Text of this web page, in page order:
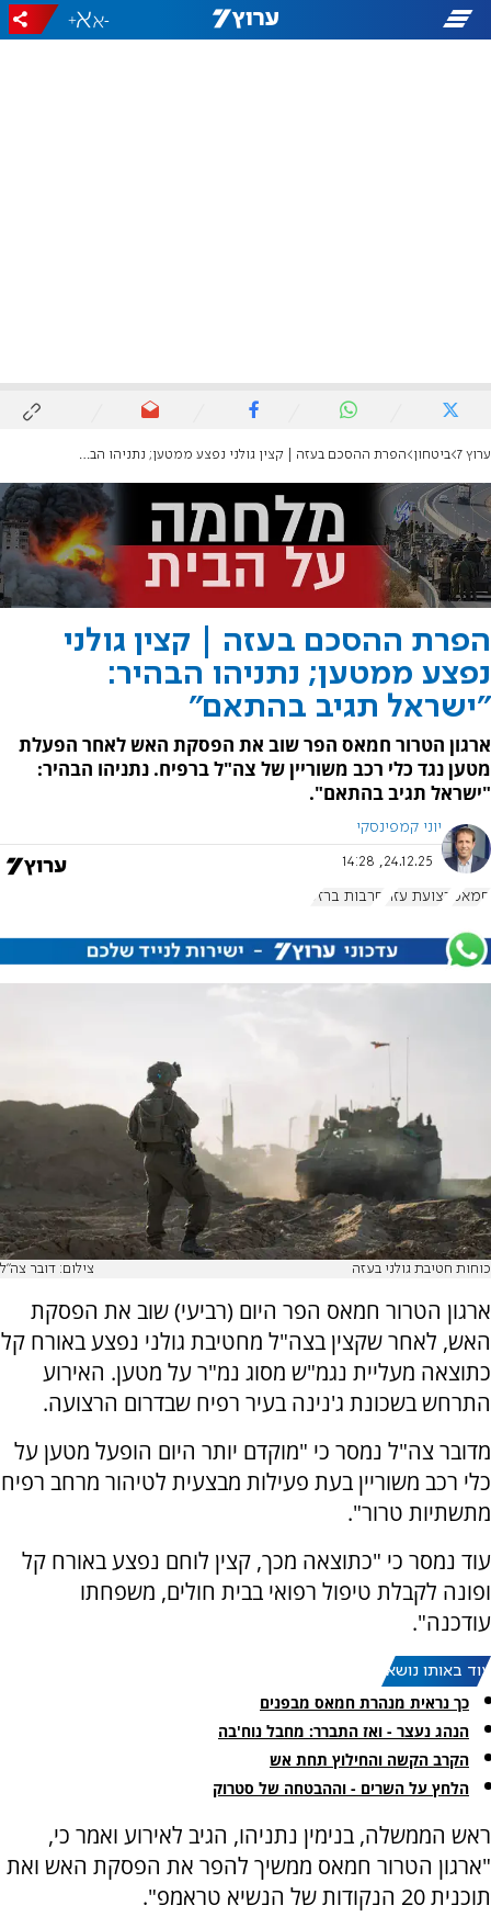
-
+
ערוץ 7 ביטחון הפרת ההסכם בעזה | קצין גולני נפצע ממטען; נתניהו הבהיר: "ישראל תגיב בהתאם"
הפרת ההסכם בעזה | קצין גולני
נפצע ממטען; נתניהו הבהיר:
"ישראל תגיב בהתאם"
ארגון הטרור חמאס הפר שוב את הפסקת האש לאחר הפעלת
מטען נגד כלי רכב משוריין של צה"ל ברפיח. נתניהו הבהיר:
"ישראל תגיב בהתאם".
יוני קמפינסקי
24.12.25, 14:28
חמאס רצועת עזה חרבות ברזל
כוחות חטיבת גולני בעזה צילום: דובר צה"ל
ארגון הטרור חמאס הפר היום (רביעי) שוב את הפסקת
האש, לאחר שקצין בצה"ל מחטיבת גולני נפצע באורח קל
כתוצאה מעליית נגמ"ש מסוג נמ"ר על מטען. האירוע
התרחש בשכונת ג'נינה בעיר רפיח שבדרום הרצועה.
מדובר צה"ל נמסר כי "מוקדם יותר היום הופעל מטען על
כלי רכב משוריין בעת פעילות מבצעית לטיהור מרחב רפיח
מתשתיות טרור".
עוד נמסר כי "כתוצאה מכך, קצין לוחם נפצע באורח קל
ופונה לקבלת טיפול רפואי בבית חולים, משפחתו
עודכנה".
עוד באותו נושא:
כך נראית מנהרת חמאס מבפנים
הנהג נעצר - ואז התברר: מחבל נוח'בה
הקרב הקשה והחילוץ תחת אש
הלחץ על השרים - וההבטחה של סטרוק
ראש הממשלה, בנימין נתניהו, הגיב לאירוע ואמר כי,
"ארגון הטרור חמאס ממשיך להפר את הפסקת האש ואת
תוכנית 20 הנקודות של הנשיא טראמפ".